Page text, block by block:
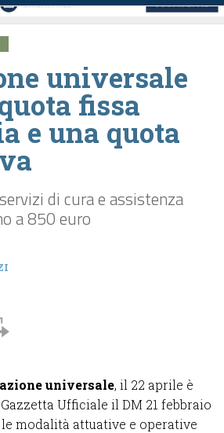
universale
fissa
e una quota
di cura e assistenza
a 850 euro
universale, il 22 aprile è
Ufficiale il DM 21 febbraio
le modalità attuative e operative